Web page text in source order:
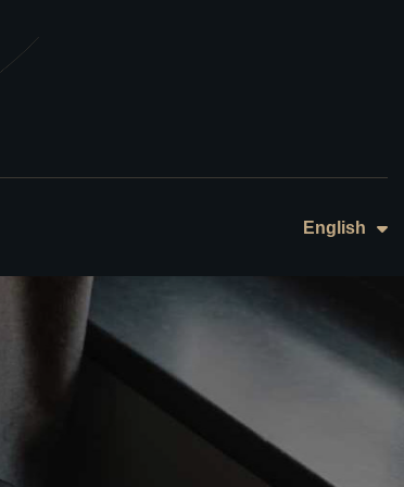
English
中文 (繁体)